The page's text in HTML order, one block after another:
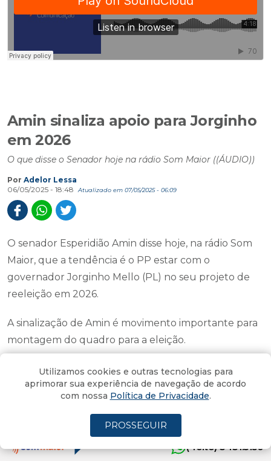
Amin sinaliza apoio para Jorginho
em 2026
O que disse o Senador hoje na rádio Som Maior ((ÁUDIO))
Por Adelor Lessa
06/05/2025 - 18:48
Atualizado em 07/05/2025 - 06:09
O senador Esperidião Amin disse hoje, na rádio Som
Maior, que a tendência é o PP estar com o
governador Jorginho Mello (PL) no seu projeto de
reeleição em 2026.
A sinalização de Amin é movimento importante para
montagem do quadro para a eleição.
Hoje, o processo tem três "atores" importantes em
campo - o governador Jorginho, o prefeito João
Rodrigues (PSD) e o senador Amin.
Os três são candidatos para eleição majoritária. Dois
candidatos à reeleição (Jorginho e Amin) e um
candidato ao governo (João).
(4oito) 3431.5150
Utilizamos cookies e outras tecnologias para
aprimorar sua experiência de navegação de acordo
com nossa Política de Privacidade.
PROSSEGUIR